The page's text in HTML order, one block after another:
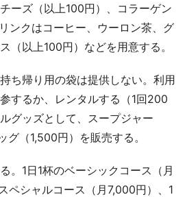
ーズ（以上100円）、コラーゲン
ンクはコーヒー、ウーロン茶、グ
（以上100円）などを用意する。
ち帰り用の袋は提供しない。利用
するか、レンタルする（1回200
グッズとして、スープジャー
グ（1,500円）を販売する。
。1日1杯のベーシックコース（月
ペシャルコース（月7,000円）、1